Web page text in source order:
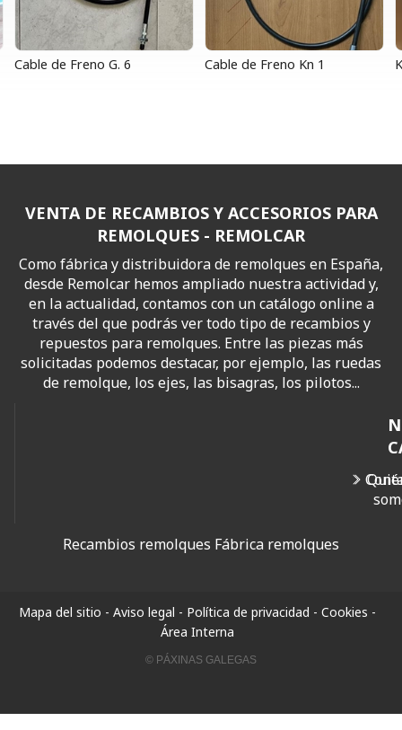
Cable de Freno G. 6 Cable de Freno Kn 1
VENTA DE RECAMBIOS Y ACCESORIOS PARA
REMOLQUES - REMOLCAR
Como fábrica y distribuidora de remolques en España,
desde Remolcar hemos ampliado nuestra actividad y,
en la actualidad, contamos con un catálogo online a
través del que podrás ver todo tipo de recambios y
repuestos para remolques. Entre las piezas más
solicitadas podemos destacar, por ejemplo, las ruedas
de remolque, los ejes, las bisagras, los pilotos...
Recambios remolques Fábrica remolques
Mapa del sitio - Aviso legal - Política de privacidad - Cookies -
Área Interna
© PÁXINAS GALEGAS